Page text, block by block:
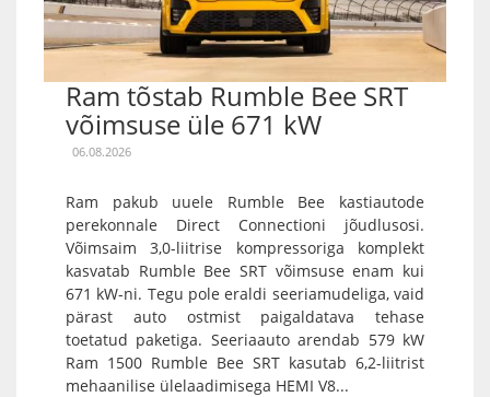
Ram tõstab Rumble Bee SRT
võimsuse üle 671 kW
06.08.2026
Ram pakub uuele Rumble Bee kastiautode
perekonnale Direct Connectioni jõudlusosi.
Võimsaim 3,0-liitrise kompressoriga komplekt
kasvatab Rumble Bee SRT võimsuse enam kui
671 kW-ni. Tegu pole eraldi seeriamudeliga, vaid
pärast auto ostmist paigaldatava tehase
toetatud paketiga. Seeriaauto arendab 579 kW
Ram 1500 Rumble Bee SRT kasutab 6,2-liitrist
mehaanilise ülelaadimisega HEMI V8...